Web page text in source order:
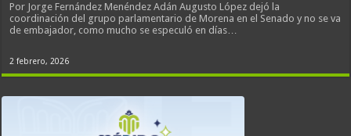
Por Jorge Fernández Menéndez Adán Augusto López dejó la
coordinación del grupo parlamentario de Morena en el Senado y no se va
de embajador, como mucho se especuló en días…
2 febrero, 2026